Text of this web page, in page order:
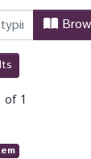
-
of 1